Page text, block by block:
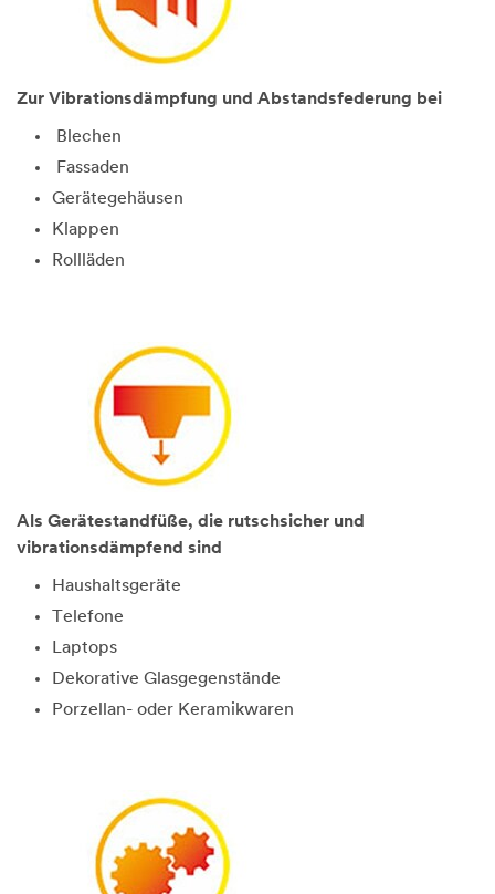
Zur Vibrationsdämpfung und Abstandsfederung bei
Blechen
Fassaden
Gerätegehäusen
Klappen
Rollläden
Als Gerätestandfüße, die rutschsicher und
vibrationsdämpfend sind
Haushaltsgeräte
Telefone
Laptops
Dekorative Glasgegenstände
Porzellan- oder Keramikwaren